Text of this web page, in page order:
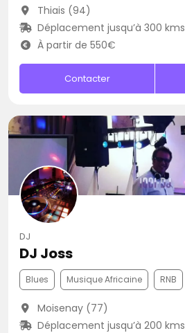
Thiais (94)
Déplacement jusqu’à 300 kms
À partir de 550€
Contacter
DJ
DJ Joss
Blues Musique Africaine RNB
Moisenay (77)
Déplacement jusqu’à 200 kms